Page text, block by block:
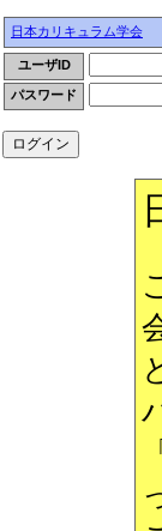
日本カリキュラム学会
ユーザID
パスワード